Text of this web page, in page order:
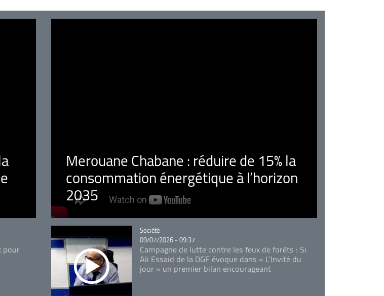
Merouane Chabane : réduire de 15% la
consommation énergétique à l’horizon
2035
pour
Catégorie
Société
09/07/2026 - 09:37
Campagne de lutte contre les feux de forêts : Si
Ali Essaid de la DGF évoque dans « L'Invité du
jour » un premier bilan encourageant